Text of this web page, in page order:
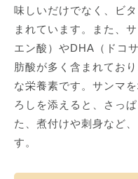
味しいだけでなく、ビ
まれています。また、
エン酸）やDHA（ドコ
肪酸が多く含まれてお
な栄養素です。サンマ
ろしを添えると、さっ
た、煮付けや刺身など
す。